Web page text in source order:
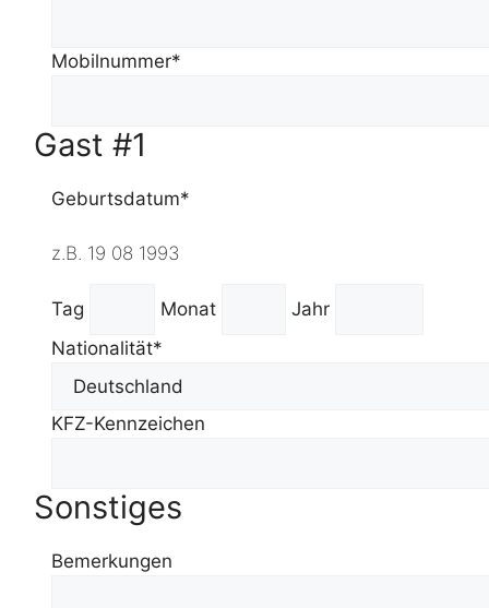
Mobilnummer*
Gast #1
Geburtsdatum*
z.B. 19 08 1993
Tag Monat
Jahr
Nationalität*
KFZ-Kennzeichen
Sonstiges
Bemerkungen